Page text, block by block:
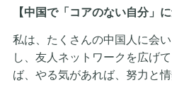
【中国で「コアのない自分」に
私は、たくさんの中国人に会
し、友人ネットワークを広げ
ば、やる気があれば、努力と